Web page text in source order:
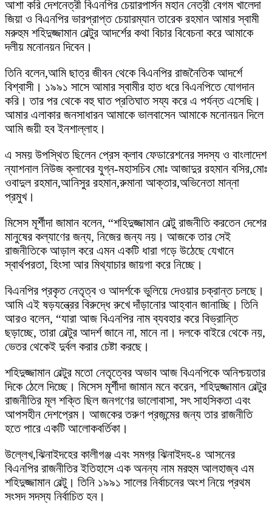
আশা করি দেশনেত্রী বিএনপির চেয়ারপার্সন মহান নেত্রী বেগম খালেদা
জিয়া ও বিএনপির ভারপ্রাপ্ত চেয়ারম্যান তারেক রহমান আমার স্বামী
মরুহুম শহিদুজ্জামান বেল্টুর আদর্শের কথা বিচার বিবেচনা করে আমাকে
দলীয় মনোনয়ন দিবেন।
তিনি বলেন,আমি ছাত্র জীবন থেকে বিএনপির রাজনৈতিক আদর্শে
বিশ্বাসী। ১৯৯১ সাসে আমার স্বামীর হাত ধরে বিএনপিতে যোগদান
করি। তার পর থেকে বহু ঘাত প্রতিঘাত সয্য করে এ পর্যন্ত এসেছি।
আমার এলাকার জনসাধারন আমাকে ভালবাসেন আমাকে মনোনয়ন দিলে
আমি জয়ী হব ইনশাল্লাহ।
এ সময় উপস্থিত ছিলেন প্রেস ক্লাব ফেডারেশনের সদস্য ও বাংলাদেশ
ন্যাশনাল নিউজ ক্লাবের যুগ্ন-মহাসচিব মোঃ আজাদুর রহমান বসির,মোঃ
ওবাদুল রহমান,আনিসুর রহমান,রুমানা আক্তার,অভিনেতা মান্না
প্রমুখ।
মিসেস মূর্শীদা জামান বলেন, “শহিদুজ্জামান বেল্টু রাজনীতি করতেন দেশের
মানুষের কল্যাণের জন্য, নিজের জন্য নয়। আজকে তার সেই
রাজনীতিকে আড়াল করে এমন একটি ধারা গড়ে উঠেছে যেখানে
স্বার্থপরতা, হিংসা আর মিথ্যাচার জায়গা করে নিচ্ছে।
বিএনপির প্রকৃত নেতৃত্ব ও আদর্শকে ভুলিয়ে দেওয়ার চক্রান্ত চলছে।
আমি এই ষড়যন্ত্রের বিরুদ্ধে রুখে দাঁড়ানোর আহ্বান জানাচ্ছি। তিনি
আরও বলেন, “যারা আজ বিএনপির নাম ব্যবহার করে বিভ্রান্তি
ছড়াচ্ছে, তারা বেল্টুর আদর্শ জানে না, মানে না। দলকে বাইরে থেকে নয়,
ভেতর থেকেই দুর্বল করার চেষ্টা করছে।
শহিদুজ্জামান বেল্টুর মতো নেতৃত্বের অভাব আজ বিএনপিকে অনিশ্চয়তার
দিকে ঠেলে দিচ্ছে। মিসেস মূর্শীদা জামান মনে করেন, শহিদুজ্জামান বেল্টুর
রাজনীতির মূল শক্তি ছিল জনগণের ভালোবাসা, সৎ সাহসিকতা এবং
আপসহীন দেশপ্রেম। আজকের তরুণ প্রজন্মের জন্য তার রাজনীতি
হতে পারে একটি আলোকবর্তিকা।
উল্লেখ,ঝিনাইদহের কালীগঞ্জ এবং সমগ্র ঝিনাইদহ-৪ আসনের
বিএনপির রাজনীতির ইতিহাসে এক অনন্য নাম মরহুম আলহাজ্ব এম
শহিদুজ্জামান বেল্টু। তিনি ১৯৯১ সালের নির্বাচনের অংশ নিয়ে প্রথম
সংসদ সদস্য নির্বাচিত হন।